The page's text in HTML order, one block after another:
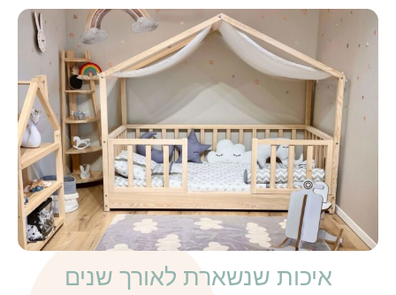
איכות שנשארת לאורך שנים